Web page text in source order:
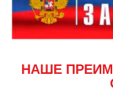
НАШЕ